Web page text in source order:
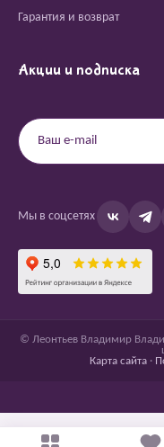
Гарантия и возврат
Акции и подписка
Мы в соцсетях
© Леонтьев Владимир
Карта сайта·